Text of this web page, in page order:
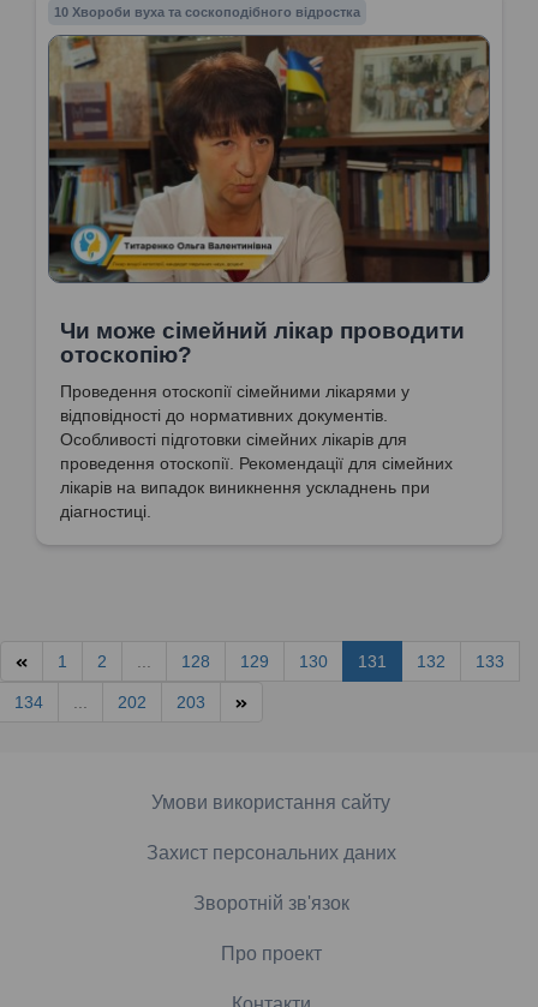
10 Хвороби вуха та соскоподібного відростка
Чи може сімейний лікар проводити
отоскопію?
Проведення отоскопії сімейними лікарями у
відповідності до нормативних документів.
Особливості підготовки сімейних лікарів для
проведення отоскопії. Рекомендації для сімейних
лікарів на випадок виникнення ускладнень при
діагностиці.
1 2 ... 128 129 130 131 132 133
134 ... 202 203
Умови використання сайту
Захист персональних даних
Зворотній зв'язок
Про проект